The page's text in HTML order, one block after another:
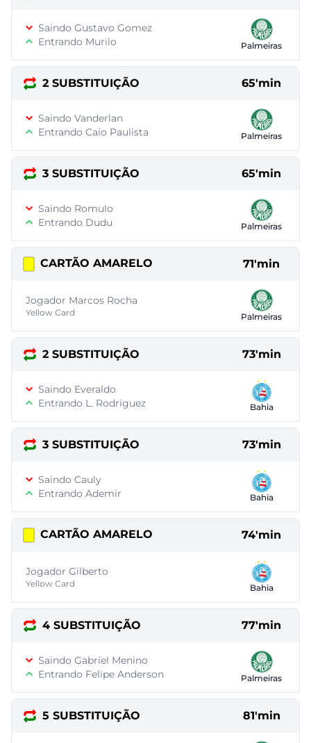
Saindo Gustavo Gomez
Entrando Murilo
Palmeiras
2 SUBSTITUIÇÃO 65'min
Saindo Vanderlan
Entrando Caio Paulista
Palmeiras
3 SUBSTITUIÇÃO 65'min
Saindo Romulo
Entrando Dudu
Palmeiras
CARTÃO AMARELO 71'min
Jogador Marcos Rocha
Yellow Card Palmeiras
2 SUBSTITUIÇÃO 73'min
Saindo Everaldo
Entrando L. Rodriguez
Bahia
3 SUBSTITUIÇÃO 73'min
Saindo Cauly
Entrando Ademir
Bahia
CARTÃO AMARELO 74'min
Jogador Gilberto
Yellow Card Bahia
4 SUBSTITUIÇÃO 77'min
Saindo Gabriel Menino
Entrando Felipe Anderson
Palmeiras
5 SUBSTITUIÇÃO 81'min